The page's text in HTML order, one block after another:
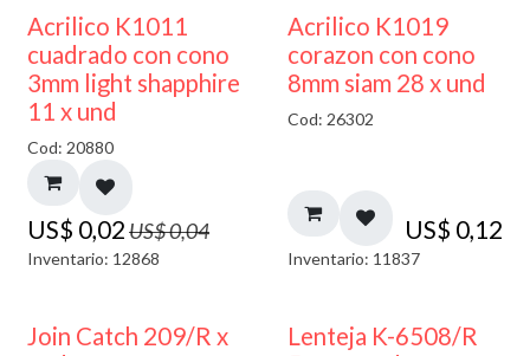
50% DESCUENTO
Acrilico K1011
cuadrado con cono
3mm light shapphire
11 x und
Cod: 20880
US$ 0,02US$0,04
Inventario: 12868
Acrilico K1019
corazon con cono
8mm siam 28 x und
Cod: 26302
US$ 0,12
Inventario: 11837
Join Catch 209/R x
Lenteja K-6508/R